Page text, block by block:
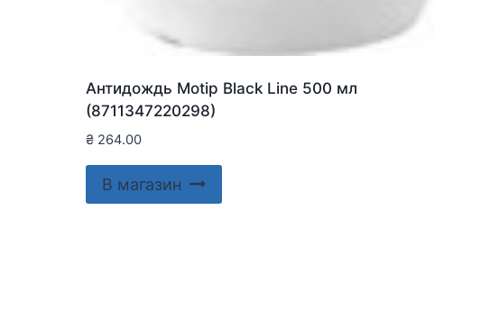
Антидождь Motip Black Line 500 мл
(8711347220298)
₴264.00
В магазин